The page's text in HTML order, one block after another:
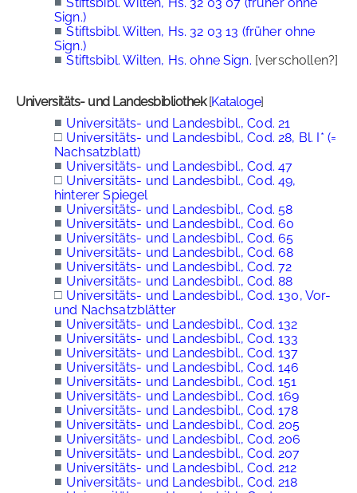
Sign.)
■ Stiftsbibl. Wilten, Hs. 32 03 13 (früher ohne
Sign.)
■ Stiftsbibl. Wilten, Hs. ohne Sign. [verschollen?]
Universitäts- und Landesbibliothek[Kataloge]
■ Universitäts- und Landesbibl., Cod. 21
□ Universitäts- und Landesbibl., Cod. 28, Bl. I* (=
Nachsatzblatt)
■ Universitäts- und Landesbibl., Cod. 47
□ Universitäts- und Landesbibl., Cod. 49,
hinterer Spiegel
■ Universitäts- und Landesbibl., Cod. 58
■ Universitäts- und Landesbibl., Cod. 60
■ Universitäts- und Landesbibl., Cod. 65
■ Universitäts- und Landesbibl., Cod. 68
■ Universitäts- und Landesbibl., Cod. 72
■ Universitäts- und Landesbibl., Cod. 88
□ Universitäts- und Landesbibl., Cod. 130, Vor-
und Nachsatzblätter
■ Universitäts- und Landesbibl., Cod. 132
■ Universitäts- und Landesbibl., Cod. 133
■ Universitäts- und Landesbibl., Cod. 137
■ Universitäts- und Landesbibl., Cod. 146
■ Universitäts- und Landesbibl., Cod. 151
■ Universitäts- und Landesbibl., Cod. 169
■ Universitäts- und Landesbibl., Cod. 178
■ Universitäts- und Landesbibl., Cod. 205
■ Universitäts- und Landesbibl., Cod. 206
■ Universitäts- und Landesbibl., Cod. 207
■ Universitäts- und Landesbibl., Cod. 212
■ Universitäts- und Landesbibl., Cod. 218